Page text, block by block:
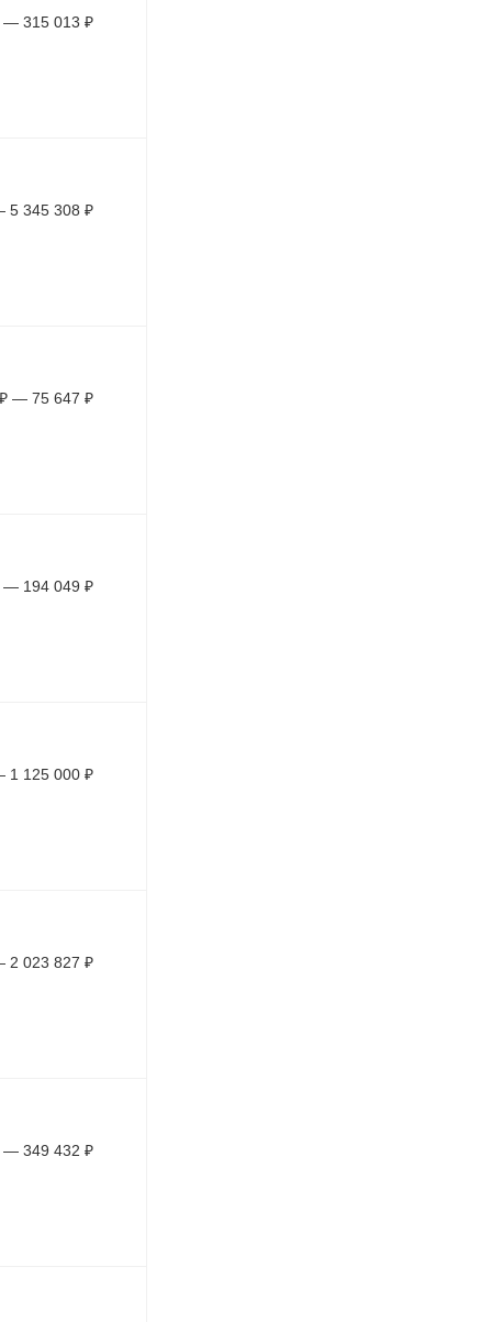
— 315 013 ₽
5 345 308 ₽
₽ — 75 647 ₽
— 194 049 ₽
1 125 000 ₽
2 023 827 ₽
— 349 432 ₽